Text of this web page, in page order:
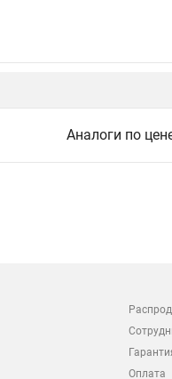
Аналоги по
Оплата